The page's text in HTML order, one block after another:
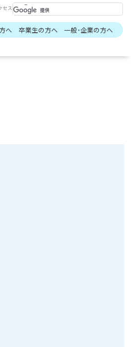
セス
へ 卒業生の方へ 一般･企業の方へ